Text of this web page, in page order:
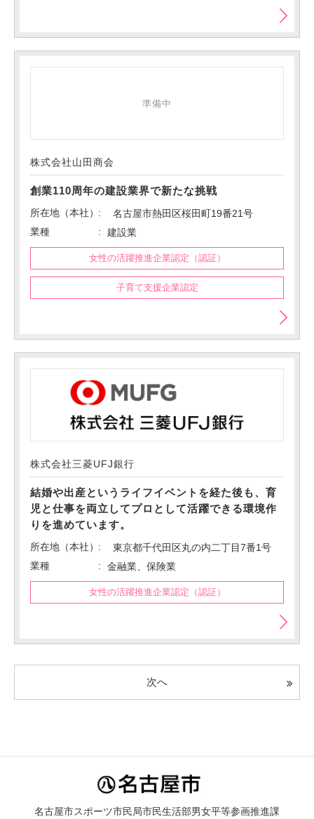
準備中
株式会社山田商会
創業110周年の建設業界で新たな挑戦
所在地（本社）
名古屋市熱田区桜田町19番21号
業種
建設業
女性の活躍推進企業認定（認証）
子育て支援企業認定
株式会社三菱UFJ銀行
結婚や出産というライフイベントを経た後も、育
児と仕事を両立してプロとして活躍できる環境作
りを進めています。
所在地（本社）
東京都千代田区丸の内二丁目7番1号
業種
金融業、保険業
女性の活躍推進企業認定（認証）
次へ
名古屋市スポーツ市民局市民生活部男女平等参画推進課